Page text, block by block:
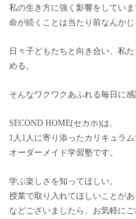
私の生き方に強く影響をしていま
命が続くことは当たり前なんかじ
日々子どもたちと向き合い、私
める。
そんなワクワクあふれる毎日に感
SECOND HOME(セカホ)は、
1人1人に寄り添ったカリキュラ
オーダーメイド学習塾です。
学ぶ楽しさを知ってほしい。
授業で取り入れてほしいことがあ
などございましたら、お気軽にご